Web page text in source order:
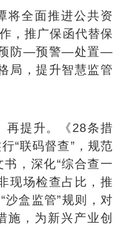
将全面推进公共资
，推广保函代替保
预防—预警—处置—
局，提升智慧监管
再提升。《28条措
“联码督查”，规范
，深化“综合查一
现场检查占比，推
沙盒监管”规则，对
施，为新兴产业创